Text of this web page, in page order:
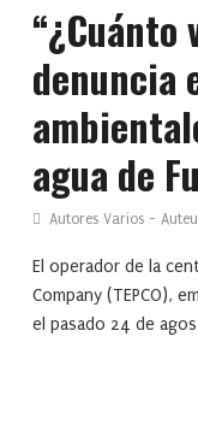
“¿Cuánto
denuncia
agua de
Autores Varios -
El operador de la
Company (TEPCO),
el pasado 24 de